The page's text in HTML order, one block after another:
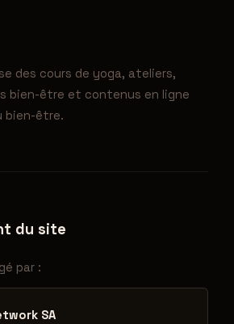
des cours de yoga, ateliers,
bien-être et contenus en ligne
bien-être.
du site
par :
SA